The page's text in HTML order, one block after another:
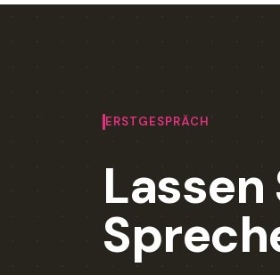
ERSTGESPRÄCH
Lassen